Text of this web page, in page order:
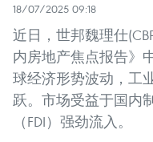
18/07/2025 09:18
近日，世邦魏理仕
内房地产焦点报告》
球经济形势波动，工
跃。市场受益于国内
（FDI）强劲流入。